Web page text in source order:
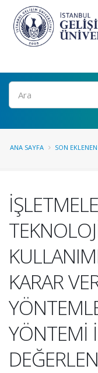
Ara
ANA SAYFA SON
KARAR
YÖNTEMİ